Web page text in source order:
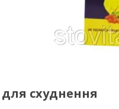
схуднення